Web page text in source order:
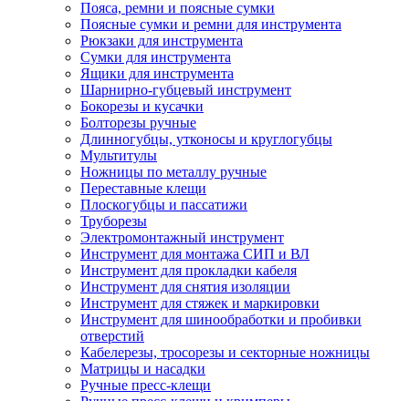
Пояса, ремни и поясные сумки
Поясные сумки и ремни для инструмента
Рюкзаки для инструмента
Сумки для инструмента
Ящики для инструмента
Шарнирно-губцевый инструмент
Бокорезы и кусачки
Болторезы ручные
Длинногубцы, утконосы и круглогубцы
Мультитулы
Ножницы по металлу ручные
Переставные клещи
Плоскогубцы и пассатижи
Труборезы
Электромонтажный инструмент
Инструмент для монтажа СИП и ВЛ
Инструмент для прокладки кабеля
Инструмент для снятия изоляции
Инструмент для стяжек и маркировки
Инструмент для шинообработки и пробивки
отверстий
Кабелерезы, тросорезы и секторные ножницы
Матрицы и насадки
Ручные пресс-клещи